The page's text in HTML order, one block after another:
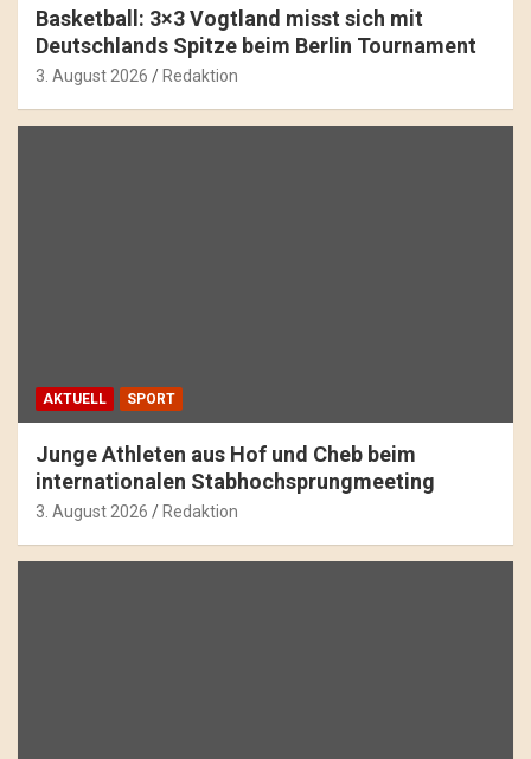
Basketball: 3×3 Vogtland misst sich mit
Deutschlands Spitze beim Berlin Tournament
3. August 2026 Redaktion
AKTUELL SPORT
Junge Athleten aus Hof und Cheb beim
internationalen Stabhochsprungmeeting
3. August 2026 Redaktion